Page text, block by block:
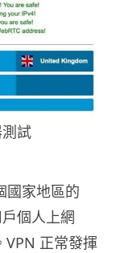
試
國家地區的
個人上網
VPN 正常發揮